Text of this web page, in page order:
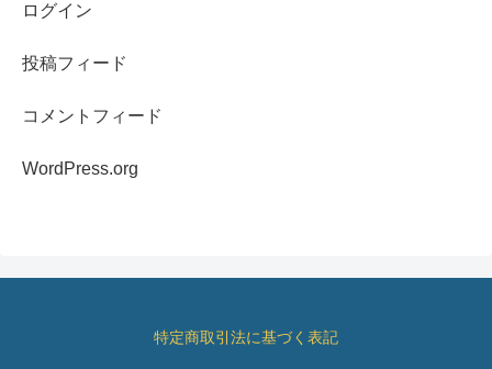
ログイン
投稿フィード
コメントフィード
WordPress.org
特定商取引法に基づく表記